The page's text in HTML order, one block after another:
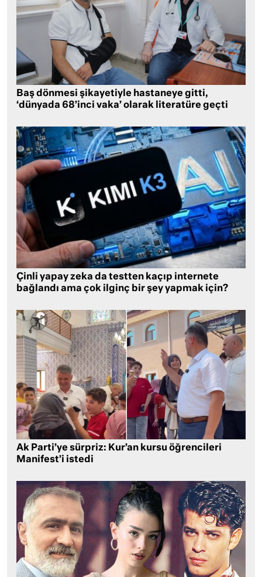
Baş dönmesi şikayetiyle hastaneye gitti,
‘dünyada 68’inci vaka’ olarak literatüre geçti
Çinli yapay zeka da testten kaçıp internete
bağlandı ama çok ilginç bir şey yapmak için?
Ak Parti’ye sürpriz: Kur’an kursu öğrencileri
Manifest’i istedi